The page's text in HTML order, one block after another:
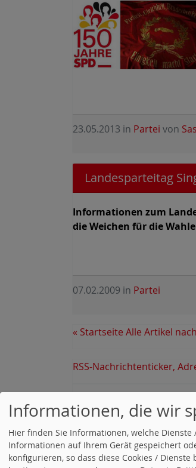
23.05.2013 in Partei von
Landesparteitag
Informationen zum
die Weichen für die
07.02.2009 in Partei
« Startseite Alle Artikel
RSS-Nachrichtenticker,
saskiaesken.de
Informationen, die wir
Hier finden Sie Informationen, welche
Informationen auf Ihrem Gerät gespeichert
konfigurieren, so dass diese Cookies /